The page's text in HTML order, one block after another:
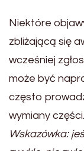
Niektóre
zbliżającą się
wcześniej
może być
często
wymiany części.
Wskazówka: